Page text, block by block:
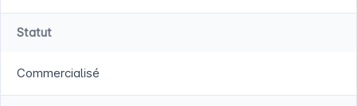
Statut
Commercialisé